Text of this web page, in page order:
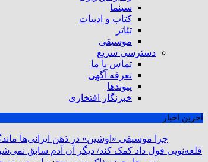
سینما
کتاب و ادبیات
تئاتر
موسیقی
دسترسی سریع
تماس با ما
تعرفه آگهی
پیوندها
خبرنگار افتخاری
آخرین اخبار
چرا موسیقی «اوشین» در ذهن ایرانی‌ها
قلعه‌نویی قول داد کمک کند/ دیگر آن آدم سابق